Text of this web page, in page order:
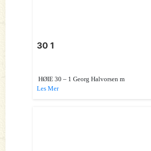
30 1
HØIE 30 – 1 Georg Halvorsen m
Les Mer